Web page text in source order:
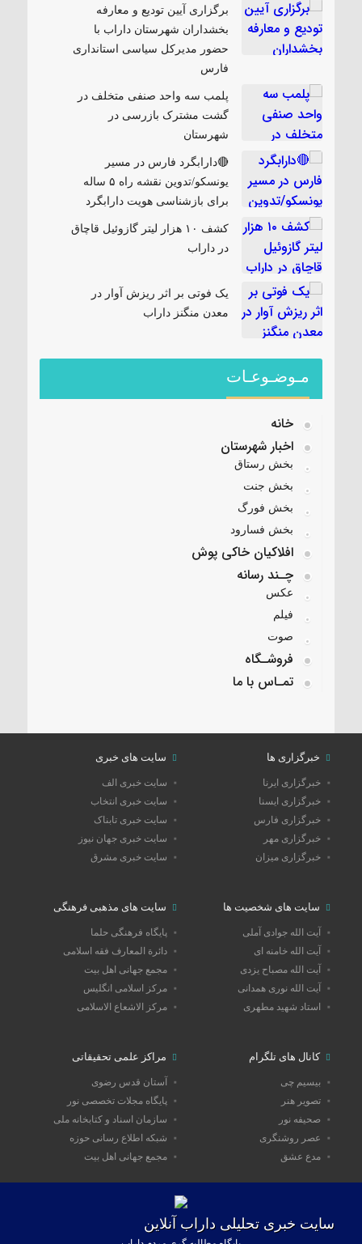
برگزاری آیین تودیع و معارفه
بخشداران شهرستان داراب با
حضور مدیرکل سیاسی استانداری
فارس
پلمب سه واحد صنفی متخلف در
گشت مشترک بازرسی در
شهرستان
🔴دارابگرد فارس در مسیر
یونسکو/تدوین نقشه راه ۵ ساله
برای بازشناسی هویت دارابگرد
کشف ۱۰ هزار لیتر گازوئیل قاچاق
در داراب
یک فوتی بر اثر ریزش آوار در
معدن منگنز داراب
مـوضـوعـات
خانه
اخبار شهرستان
بخش رستاق
بخش جنت
بخش فورگ
بخش فسارود
افلاکیان خاکی پوش
چـند رسانه
عکس
فیلم
صوت
فروشـگاه
تمـاس با ما
خبرگزاری ها
خبرگزاری ایرنا
خبرگزاری ایسنا
خبرگزاری فارس
خبرگزاری مهر
خبرگزاری میزان
سایت های خبری
سایت خبری الف
سایت خبری انتخاب
سایت خبری تابناک
سایت خبری جهان نیوز
سایت خبری مشرق
سایت های شخصیت ها
آیت الله جوادی آملی
آیت الله خامنه ای
آیت الله مصباح یزدی
آیت الله نوری همدانی
استاد شهید مطهری
سایت های مذهبی فرهنگی
پایگاه فرهنگی حلما
دائرة المعارف فقه اسلامی
مجمع جهانی اهل بیت
مرکز اسلامی انگلیس
مرکز الاشعاع الاسلامی
کانال های تلگرام
بیسیم چی
تصویر هنر
صحیفه نور
عصر روشنگری
مدع عشق
مراکز علمی تحقیقاتی
آستان قدس رضوی
پایگاه مجلات تخصصی نور
سازمان اسناد و کتابخانه ملی
شبکه اطلاع رسانی حوزه
مجمع جهانی اهل بیت
سایت خبری تحلیلی داراب آنلاین